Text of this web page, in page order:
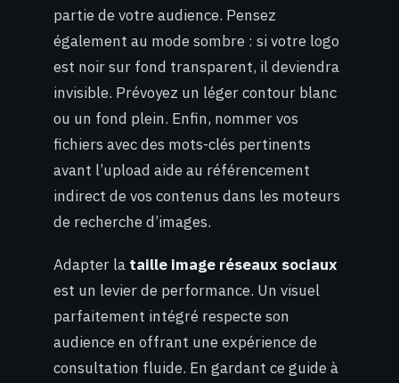
partie de votre audience. Pensez
également au mode sombre : si votre logo
est noir sur fond transparent, il deviendra
invisible. Prévoyez un léger contour blanc
ou un fond plein. Enfin, nommer vos
fichiers avec des mots-clés pertinents
avant l’upload aide au référencement
indirect de vos contenus dans les moteurs
de recherche d’images.
Adapter la taille image réseaux sociaux
est un levier de performance. Un visuel
parfaitement intégré respecte son
audience en offrant une expérience de
consultation fluide. En gardant ce guide à